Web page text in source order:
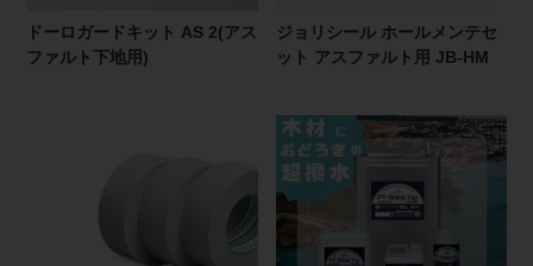
ドーロガードキット AS 2(アス
ファルト下地用)
ジョリシール ホールメンテセ
ット アスファルト用 JB-HM